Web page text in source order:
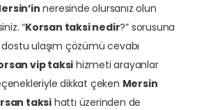
neresinde olursanız olun
“Korsan taksi nedir?” sorusuna
ulaşım çözümü cevabı
vip taksi hizmeti arayanlar
dikkat çeken Mersin
taksi hattı üzerinden de